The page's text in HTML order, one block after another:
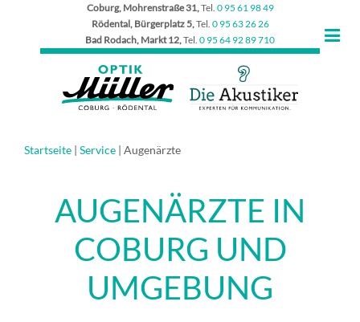
Coburg, Mohrenstraße 31,Tel. 0 95 61 98 49
Rödental, Bürgerplatz 5,Tel. 0 95 63 26 26
Bad Rodach, Markt 12,Tel. 0 95 64 92 89 710
Startseite | Service | Augenärzte
AUGENÄRZTE IN
COBURG UND
UMGEBUNG